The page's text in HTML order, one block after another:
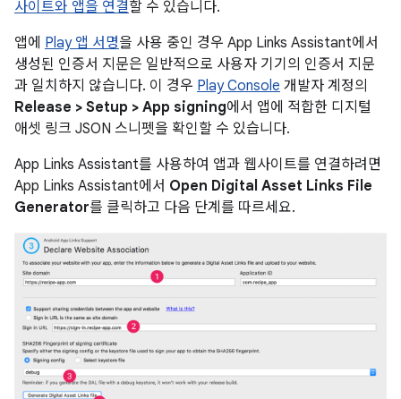
사이트와 앱을 연결할 수 있습니다.
앱에 Play 앱 서명을 사용 중인 경우 App Links Assistant에서
생성된 인증서 지문은 일반적으로 사용자 기기의 인증서 지문
과 일치하지 않습니다. 이 경우 Play Console 개발자 계정의
Release > Setup > App signing에서 앱에 적합한 디지털
애셋 링크 JSON 스니펫을 확인할 수 있습니다.
App Links Assistant를 사용하여 앱과 웹사이트를 연결하려면
App Links Assistant에서 Open Digital Asset Links File
Generator를 클릭하고 다음 단계를 따르세요.